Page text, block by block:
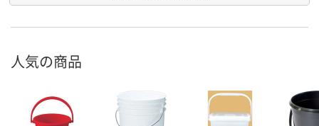
人気の商品